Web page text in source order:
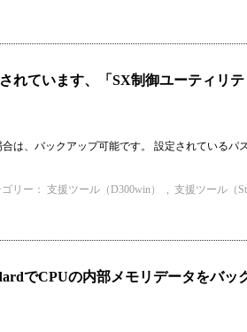
れています、「SX制御ユーティリ
は、バックアップ可能です。 設定されているパ
リー： 支援ツール（D300win） , 支援ツール（
でCPUの内部メモリデータをバッ